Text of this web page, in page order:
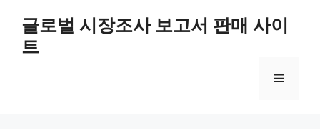
content
글로벌 시장조사 보고서 판매 사이
트
Menu